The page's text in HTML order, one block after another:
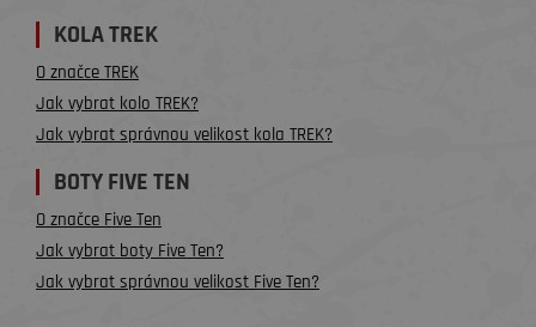
KOLA TREK
O značce TREK
Jak vybrat kolo TREK?
Jak vybrat správnou velikost kola TREK?
BOTY FIVE TEN
O značce Five Ten
Jak vybrat boty Five Ten?
Jak vybrat správnou velikost Five Ten?